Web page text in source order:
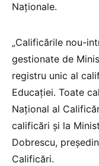
Naționale.
„Calificările nou-
gestionate de
registru unic al
Educației. Toate
Național al
calificări și la
Dobrescu,
Calificări.